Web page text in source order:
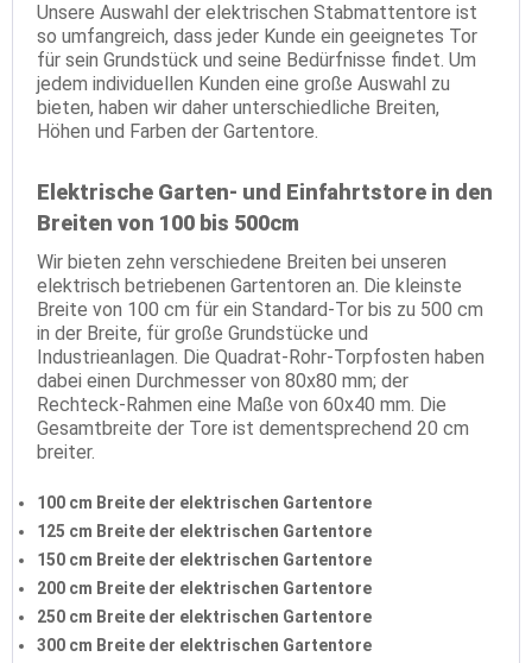
Unsere Auswahl der elektrischen Stabmattentore ist
so umfangreich, dass jeder Kunde ein geeignetes Tor
für sein Grundstück und seine Bedürfnisse findet. Um
jedem individuellen Kunden eine große Auswahl zu
bieten, haben wir daher unterschiedliche Breiten,
Höhen und Farben der Gartentore.
Elektrische Garten- und Einfahrtstore in den
Breiten von 100 bis 500cm
Wir bieten zehn verschiedene Breiten bei unseren
elektrisch betriebenen Gartentoren an. Die kleinste
Breite von 100 cm für ein Standard-Tor bis zu 500 cm
in der Breite, für große Grundstücke und
Industrieanlagen. Die Quadrat-Rohr-Torpfosten haben
dabei einen Durchmesser von 80x80 mm; der
Rechteck-Rahmen eine Maße von 60x40 mm. Die
Gesamtbreite der Tore ist dementsprechend 20 cm
breiter.
100 cm Breite der elektrischen Gartentore
125 cm Breite der elektrischen Gartentore
150 cm Breite der elektrischen Gartentore
200 cm Breite der elektrischen Gartentore
250 cm Breite der elektrischen Gartentore
300 cm Breite der elektrischen Gartentore